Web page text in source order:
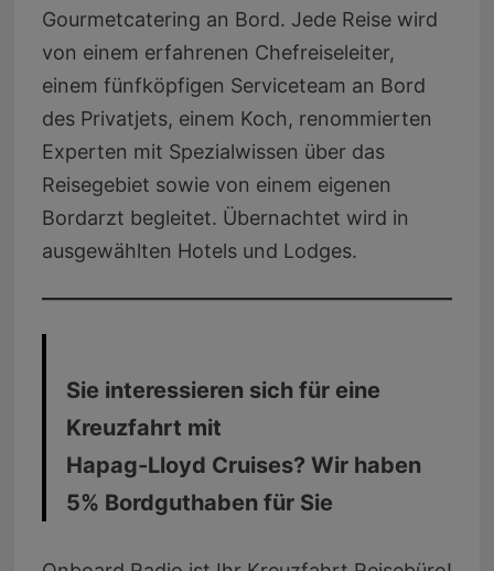
Gourmetcatering an Bord. Jede Reise wird
von einem erfahrenen Chefreiseleiter,
einem fünfköpfigen Serviceteam an Bord
des Privatjets, einem Koch, renommierten
Experten mit Spezialwissen über das
Reisegebiet sowie von einem eigenen
Bordarzt begleitet. Übernachtet wird in
ausgewählten Hotels und Lodges.
Sie interessieren sich für eine
Kreuzfahrt mit
Hapag-Lloyd Cruises? Wir haben
5% Bordguthaben für Sie